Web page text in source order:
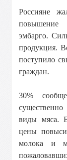
Россияне
повышение
эмбарго.
продукция.
поступило
граждан.
30%
виды мяса.
цены
молока и